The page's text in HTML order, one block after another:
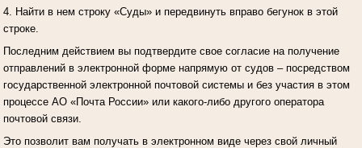
4. Найти в нем строку «Суды» и передвинуть вправо бегунок в этой
строке.
Последним действием вы подтвердите свое согласие на получение
отправлений в электронной форме напрямую от судов – посредством
государственной электронной почтовой системы и без участия в этом
процессе АО «Почта России» или какого-либо другого оператора
почтовой связи.
Это позволит вам получать в электронном виде через свой личный